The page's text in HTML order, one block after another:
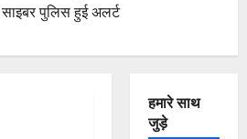
पुलिस हुई अलर्ट
हमारे साथ
जुड़े